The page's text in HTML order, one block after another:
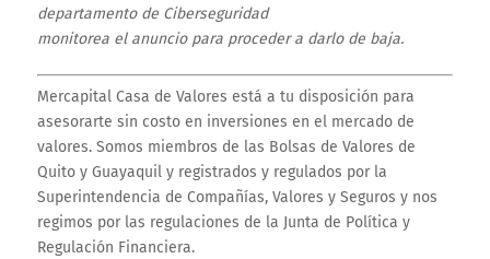
departamento de Ciberseguridad
monitorea el anuncio para proceder a darlo de baja.
Mercapital Casa de Valores está a tu disposición para
asesorarte sin costo en inversiones en el mercado de
valores. Somos miembros de las Bolsas de Valores de
Quito y Guayaquil y registrados y regulados por la
Superintendencia de Compañías, Valores y Seguros y nos
regimos por las regulaciones de la Junta de Política y
Regulación Financiera.